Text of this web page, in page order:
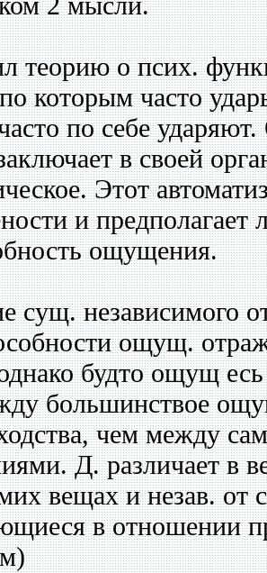
теорию о псих.
которым часто
по себе
в своей
Этот
и
ощущения.
сущ. независимого
ощущ.
будто ощущ
большинствое
чем между
Д. различает в
вещах и незав. от
в отношении